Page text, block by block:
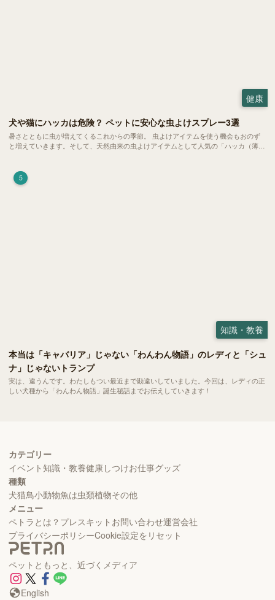
健康
犬や猫にハッカは危険？ ペットに安心な虫よけスプレー3選
暑さとともに虫が増えてくるこれからの季節。 虫よけアイテムを使う機会もおのず
と増えていきます。そして、天然由来の虫よけアイテムとして人気の「ハッカ（薄
5
知識・教養
本当は「キャバリア」じゃない「わんわん物語」のレディと「シュ
ナ」じゃないトランプ
実は、違うんです。わたしもつい最近まで勘違いしていました。今回は、レディの正
しい犬種から「わんわん物語」誕生秘話までお伝えしていきます！
カテゴリー
イベント知識・教養健康しつけお仕事グッズ
種類
犬猫鳥小動物魚は虫類植物その他
メニュー
ペトラとは？ プレスキット お問い合わせ運営会社
プライバシーポリシーCookie設定をリセット
ペットともっと、近づくメディア
English